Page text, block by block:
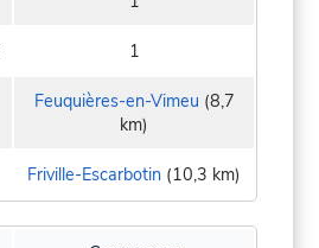
1
Feuquières-en-Vimeu (8,7
km)
Friville-Escarbotin (10,3 km)